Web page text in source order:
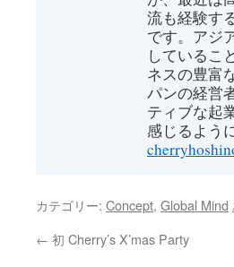
流も経験す
です。アジ
しているこ
ネスの豊富
パンの経営
ティブな起
感じるよう
カテゴリー: Concept, Global Mind
← 初 Cherry’s X’mas Party